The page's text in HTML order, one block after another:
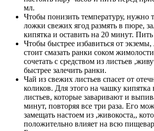
мл.
Чтобы понизить температуру, нужно
ложки свежих ягод размять в пюре,
кипятка и оставить на 20 минут. Пить
Чтобы быстрее избавиться от
стоит смазать ранки соком
сочетать с средством из листьев
быстрее залечить ранки.
Чай из свежих листьев спасет от
коликов. Для этого на чашку
листьев, которые заваривают и
минут, повторяя все три раза. Его
замещать настоем из ,живокоста,,
положительно влияет на всю